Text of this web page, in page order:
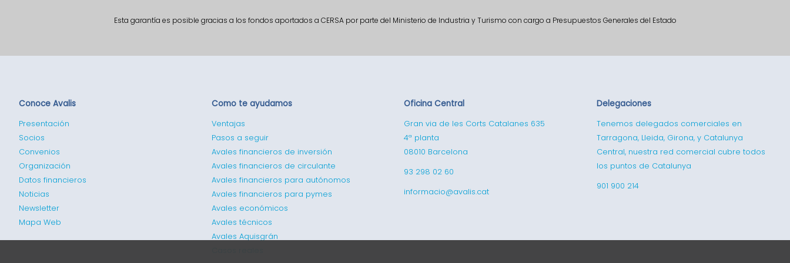
Esta garantía es posible gracias a los fondos aportados a CERSA por parte del Ministerio de Industria y Turismo con cargo a Presupuestos Generales del Estado
Conoce Avalis
Presentación
Socios
Convenios
Organización
Datos financieros
Noticias
Newsletter
Mapa Web
Como te ayudamos
Ventajas
Pasos a seguir
Avales financieros de inversión
Avales financieros de circulante
Avales financieros para autónomos
Avales financieros para pymes
Avales económicos
Avales técnicos
Avales Aquisgrán
Oficina Central
Gran via de les Corts Catalanes 635
4ª planta
08010 Barcelona
93 298 02 60
informacio@avalis.cat
Delegaciones
Tenemos delegados comerciales en
Tarragona, Lleida, Girona, y Catalunya
Central, nuestra red comercial cubre todos
los puntos de Catalunya
901 900 214